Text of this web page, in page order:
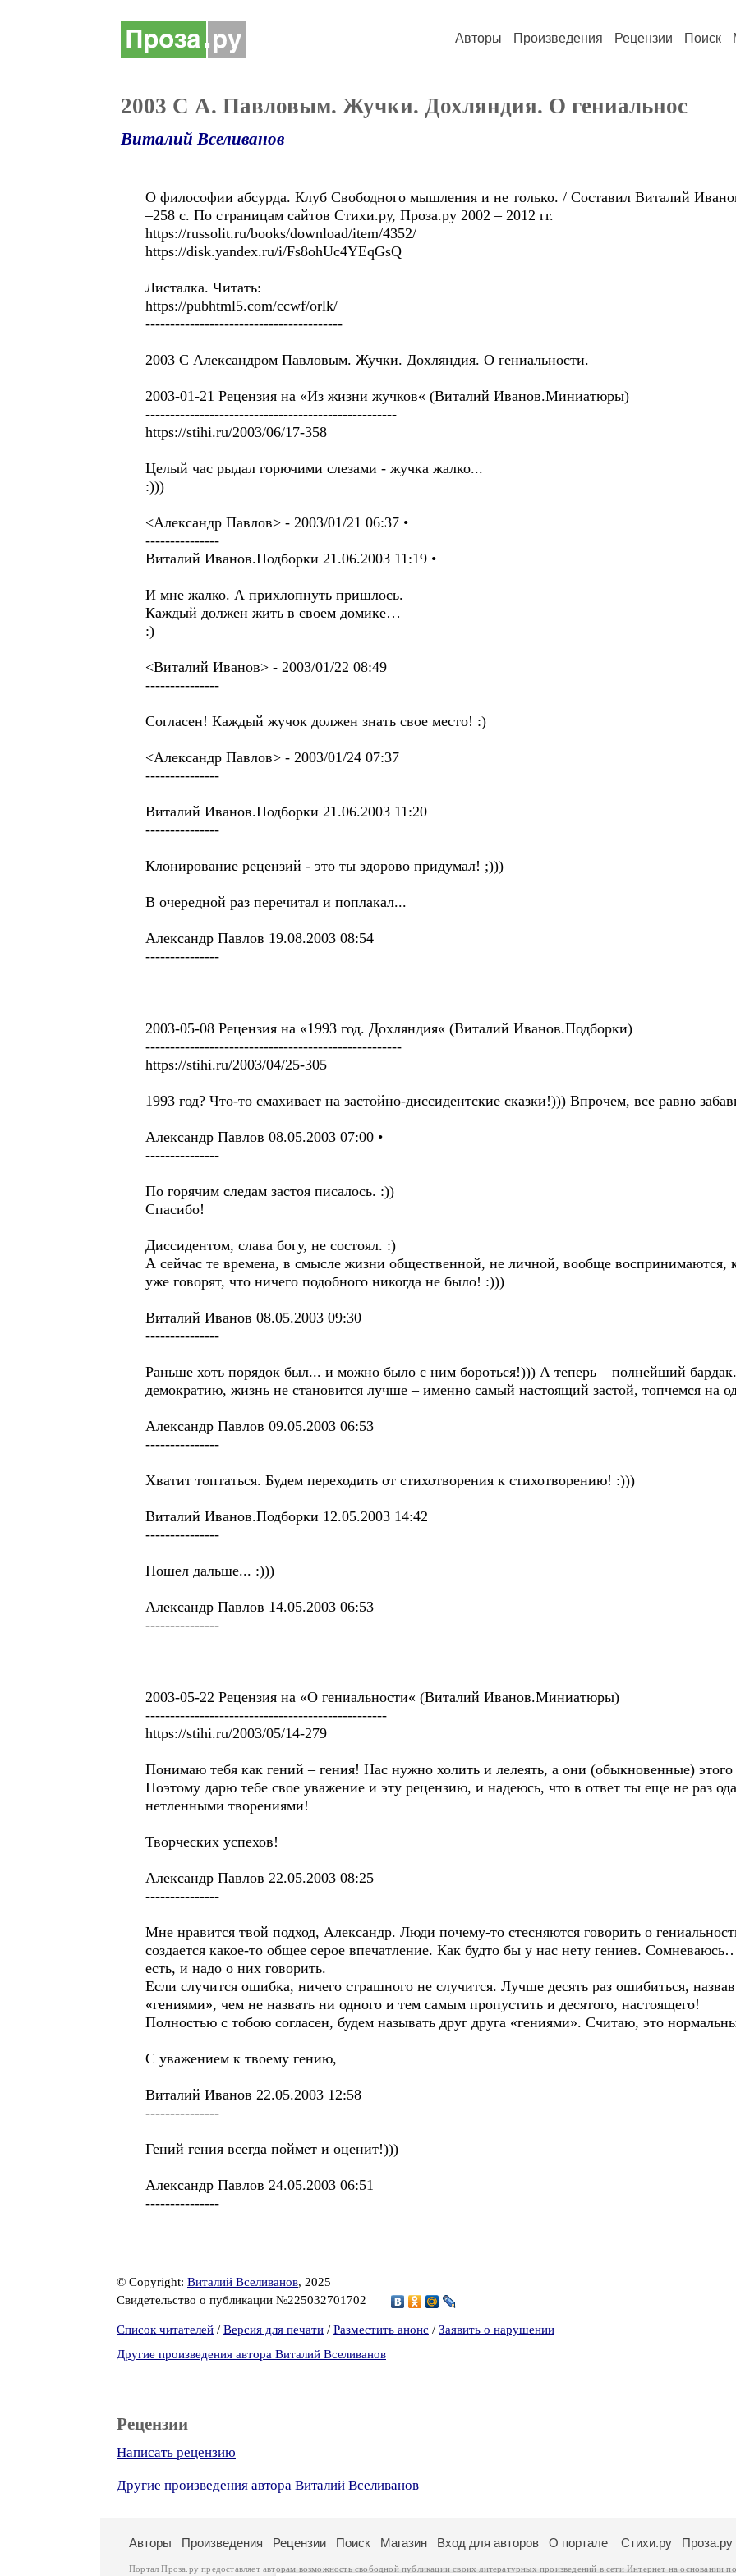
Авторы Произведения Рецензии Поиск
2003 С А. Павловым. Жучки. Дохляндия. О гениальнос
Виталий Вселиванов
О философии абсурда. Клуб Свободного мышления и не только. / Составил Виталий
–258 с. По страницам сайтов Стихи.ру, Проза.ру 2002 – 2012 гг.
https://russolit.ru/books/download/item/4352/
https://disk.yandex.ru/i/Fs8ohUc4YEqGsQ
Листалка. Читать:
https://pubhtml5.com/ccwf/orlk/
----------------------------------------
2003 С Александром Павловым. Жучки. Дохляндия. О гениальности.
2003-01-21 Рецензия на «Из жизни жучков« (Виталий Иванов.Миниатюры)
---------------------------------------------------
https://stihi.ru/2003/06/17-358
Целый час рыдал горючими слезами - жучка жалко...
:)))
<Александр Павлов> - 2003/01/21 06:37 •
---------------
Виталий Иванов.Подборки 21.06.2003 11:19 •
И мне жалко. А прихлопнуть пришлось.
Каждый должен жить в своем домике…
:)
<Виталий Иванов> - 2003/01/22 08:49
---------------
Согласен! Каждый жучок должен знать свое место! :)
<Александр Павлов> - 2003/01/24 07:37
---------------
Виталий Иванов.Подборки 21.06.2003 11:20
---------------
Клонирование рецензий - это ты здорово придумал! ;)))
В очередной раз перечитал и поплакал...
Александр Павлов 19.08.2003 08:54
---------------
2003-05-08 Рецензия на «1993 год. Дохляндия« (Виталий Иванов.Подборки)
----------------------------------------------------
https://stihi.ru/2003/04/25-305
1993 год? Что-то смахивает на застойно-диссидентские сказки!))) Впрочем, все равно
Александр Павлов 08.05.2003 07:00 •
---------------
По горячим следам застоя писалось. :))
Спасибо!
Диссидентом, слава богу, не состоял. :)
А сейчас те времена, в смысле жизни общественной, не личной, вообще
уже говорят, что ничего подобного никогда не было! :)))
Виталий Иванов 08.05.2003 09:30
---------------
Раньше хоть порядок был... и можно было с ним бороться!))) А теперь – полнейший
демократию, жизнь не становится лучше – именно самый настоящий застой, топчемся на
Александр Павлов 09.05.2003 06:53
---------------
Хватит топтаться. Будем переходить от стихотворения к стихотворению! :)))
Виталий Иванов.Подборки 12.05.2003 14:42
---------------
Пошел дальше... :)))
Александр Павлов 14.05.2003 06:53
---------------
2003-05-22 Рецензия на «О гениальности« (Виталий Иванов.Миниатюры)
-------------------------------------------------
https://stihi.ru/2003/05/14-279
Понимаю тебя как гений – гения! Нас нужно холить и лелеять, а они (обыкновенные)
Поэтому дарю тебе свое уважение и эту рецензию, и надеюсь, что в ответ ты еще не раз
нетленными творениями!
Творческих успехов!
Александр Павлов 22.05.2003 08:25
---------------
Мне нравится твой подход, Александр. Люди почему-то стесняются говорить о
создается какое-то общее серое впечатление. Как будто бы у нас нету гениев.
есть, и надо о них говорить.
Если случится ошибка, ничего страшного не случится. Лучше десять раз ошибиться,
«гениями», чем не назвать ни одного и тем самым пропустить и десятого, настоящего!
Полностью с тобою согласен, будем называть друг друга «гениями». Считаю, это
С уважением к твоему гению,
Виталий Иванов 22.05.2003 12:58
---------------
Гений гения всегда поймет и оценит!)))
Александр Павлов 24.05.2003 06:51
---------------
© Copyright: Виталий Вселиванов, 2025
Свидетельство о публикации №225032701702
Список читателей / Версия для печати / Разместить анонс / Заявить о нарушении
Другие произведения автора Виталий Вселиванов
Рецензии
Написать рецензию
Другие произведения автора Виталий Вселиванов
Авторы Произведения Рецензии Поиск Магазин Вход для авторов О портале Стихи.ру Проза.ру
Портал Проза.ру предоставляет авторам возможность свободной публикации своих литературных произведений в сети Интернет на основании